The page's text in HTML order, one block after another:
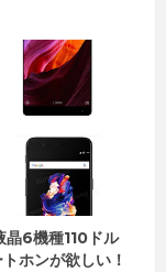
晶6機種110ドル
ホンが欲しい！